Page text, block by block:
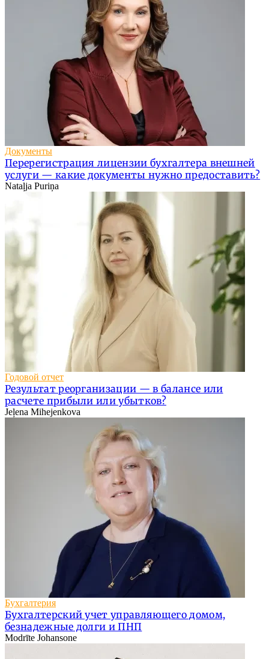
Документы
Перерегистрация лицензии бухгалтера внешней
услуги — какие документы нужно предоставить?
Nataļja Puriņa
Годовой отчет
Результат реорганизации — в балансе или
расчете прибыли или убытков?
Jeļena Mihejenkova
Бухгалтерия
Бухгалтерский учет управляющего домом,
безнадежные долги и ПНП
Modrīte Johansone